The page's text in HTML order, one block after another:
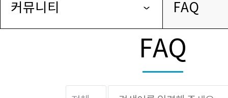
커뮤니티 FAQ
FAQ